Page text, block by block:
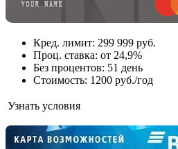
Кред. лимит: 299 999 руб.
Проц. ставка: от 24,9%
Без процентов: 51 день
Стоимость: 1200 руб./год
Узнать условия